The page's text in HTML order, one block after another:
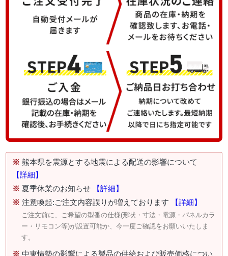
※ 熊本県を震源とする地震による配送の影響について
【詳細】
※ 夏季休業のお知らせ
【詳細】
※ 注意喚起:ご注文内容誤りが増えております 【詳細】
ご注文前に、ご希望の型番の仕様(形状・寸法・電源・パネルカラ
ー・リモコン等)が設置可能か、今一度ご確認をお願いいたしま
す。
※ 中東情勢の影響による製品の供給および販売価格につい